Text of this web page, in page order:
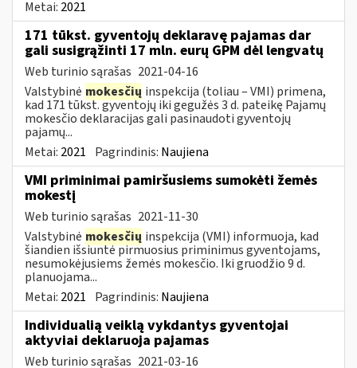
Metai: 2021
171 tūkst. gyventojų deklaravę pajamas dar
gali susigrąžinti 17 mln. eurų GPM dėl lengvatų
Web turinio sąrašas 2021-04-16
Valstybinė mokesčių inspekcija (toliau – VMI) primena,
kad 171 tūkst. gyventojų iki gegužės 3 d. pateikę Pajamų
mokesčio deklaracijas gali pasinaudoti gyventojų
pajamų...
Metai: 2021 Pagrindinis: Naujiena
VMI priminimai pamiršusiems sumokėti žemės
mokestį
Web turinio sąrašas 2021-11-30
Valstybinė mokesčių inspekcija (VMI) informuoja, kad
šiandien išsiuntė pirmuosius priminimus gyventojams,
nesumokėjusiems žemės mokesčio. Iki gruodžio 9 d.
planuojama...
Metai: 2021 Pagrindinis: Naujiena
Individualią veiklą vykdantys gyventojai
aktyviai deklaruoja pajamas
Web turinio sąrašas 2021-03-16